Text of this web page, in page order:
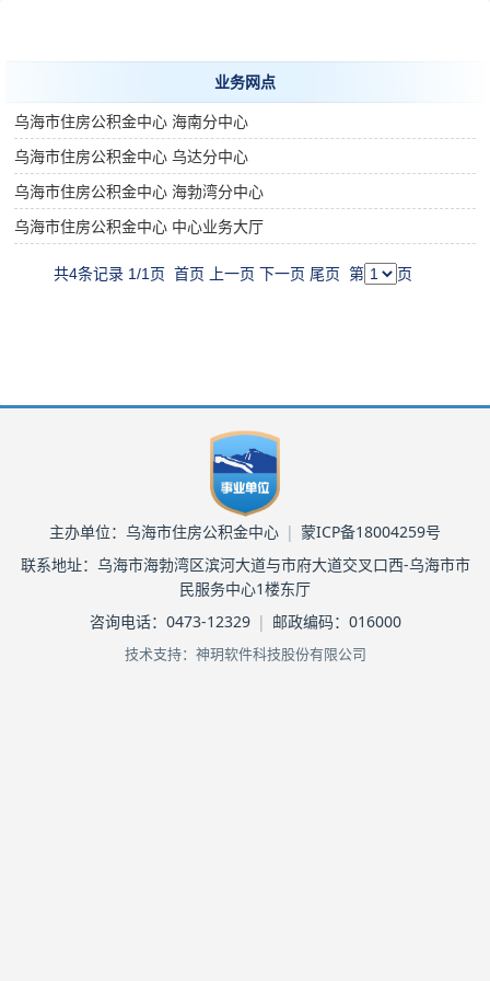
业务网点
乌海市住房公积金中心 海南分中心
乌海市住房公积金中心 乌达分中心
乌海市住房公积金中心 海勃湾分中心
乌海市住房公积金中心 中心业务大厅
共4条记录 1/1页首页 上一页 下一页 尾页 第 页
主办单位：乌海市住房公积金中心 | 蒙ICP备18004259号
联系地址：乌海市海勃湾区滨河大道与市府大道交叉口西-乌海市市
民服务中心1楼东厅
咨询电话：0473-12329 | 邮政编码：016000
技术支持：神玥软件科技股份有限公司